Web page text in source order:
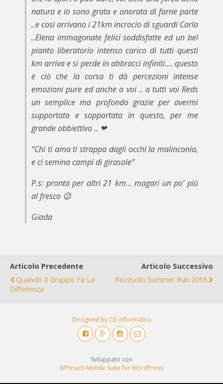
natura e io sono grata e onorata di farne parte
..e così arrivano i 21km incrocio di sguardi Carla
..Elena immagonate felici soddisfatte ed un bel
pianto liberatorio intenso carico di tutti questi
km arriva e si perde in abbracci infiniti.... questo
è ciò che la corsa ti dà percezioni intense
emozioni pure ed anche a voi .. a tutti voi Reds
un semplice ma profondo grazie per avermi
supportata e sopportata in questo, per me
grande obbiettivo .. ❤
“Chi ti ama ti strappa dagli occhi la malinconia,
e ci semina campi di girasole”
P.s: pronta per altri 21 km… magari un po’ più
al fresco 😉
Giada
Articolo Precedente
Quando Il Gruppo Fa La
Differenza
Articolo Successivo
Pozzuolo Summer Run 2018
Designed by CD informatica
Sviluppato con
WPtouch Mobile Suite for WordPress